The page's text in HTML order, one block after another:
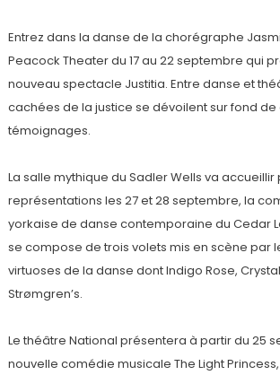
Entrez dans la danse de la chorégraphe
Peacock Theater du 17 au 22 septembre qui
nouveau spectacle Justitia. Entre danse et
cachées de la justice se dévoilent sur fond
témoignages.
La salle mythique du Sadler Wells va accueillir
représentations les 27 et 28 septembre, la
yorkaise de danse contemporaine du Cedar
se compose de trois volets mis en scène par
virtuoses de la danse dont Indigo Rose,
Strømgren’s.
Le théâtre National présentera à partir du 25
nouvelle comédie musicale The Light